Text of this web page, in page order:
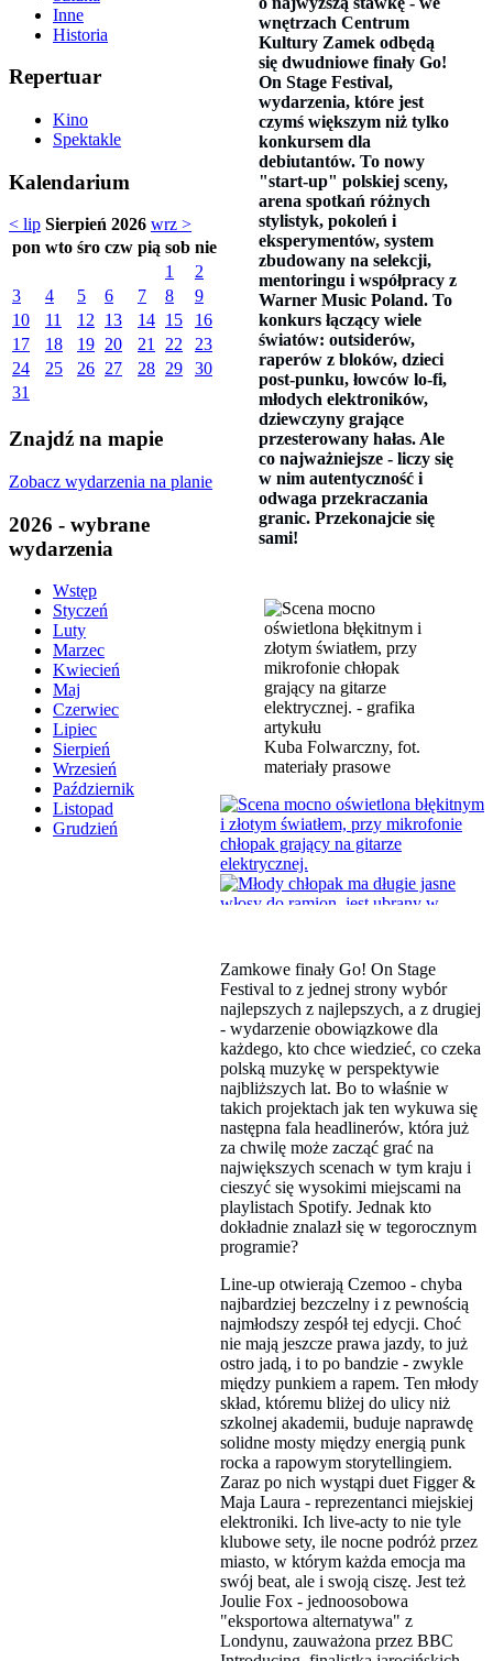
Inne
Historia
Repertuar
Kino
Spektakle
Kalendarium
< lip Sierpień 2026 wrz >
pon wto śro czw pią sob nie
1
2
3
4 5 6 7 8
9
10
11 12 13 14 15
16
17
18 19 20 21 22
23
24
25 26 27 28 29
30
31
Znajdź na mapie
Zobacz wydarzenia na planie
2026 - wybrane
wydarzenia
Wstęp
Styczeń
Luty
Marzec
Kwiecień
Maj
Czerwiec
Lipiec
Sierpień
Wrzesień
Październik
Listopad
Grudzień
wnętrzach Centrum
Kultury Zamek odbędą
się dwudniowe finały Go!
On Stage Festival,
wydarzenia, które jest
czymś większym niż tylko
konkursem dla
debiutantów. To nowy
"start-up" polskiej sceny,
arena spotkań różnych
stylistyk, pokoleń i
eksperymentów, system
zbudowany na selekcji,
mentoringu i współpracy z
Warner Music Poland. To
konkurs łączący wiele
światów: outsiderów,
raperów z bloków, dzieci
post-punku, łowców lo-fi,
młodych elektroników,
dziewczyny grające
przesterowany hałas. Ale
co najważniejsze - liczy się
w nim autentyczność i
odwaga przekraczania
granic. Przekonajcie się
sami!
Kuba Folwarczny, fot.
materiały prasowe
Zamkowe finały Go! On Stage
Festival to z jednej strony wybór
najlepszych z najlepszych, a z drugiej
- wydarzenie obowiązkowe dla
każdego, kto chce wiedzieć, co czeka
polską muzykę w perspektywie
najbliższych lat. Bo to właśnie w
takich projektach jak ten wykuwa się
następna fala headlinerów, która już
za chwilę może zacząć grać na
największych scenach w tym kraju i
cieszyć się wysokimi miejscami na
playlistach Spotify. Jednak kto
dokładnie znalazł się w tegorocznym
programie?
Line-up otwierają Czemoo - chyba
najbardziej bezczelny i z pewnością
najmłodszy zespół tej edycji. Choć
nie mają jeszcze prawa jazdy, to już
ostro jadą, i to po bandzie - zwykle
między punkiem a rapem. Ten młody
skład, któremu bliżej do ulicy niż
szkolnej akademii, buduje naprawdę
solidne mosty między energią punk
rocka a rapowym storytellingiem.
Zaraz po nich wystąpi duet Figger &
Maja Laura - reprezentanci miejskiej
elektroniki. Ich live-acty to nie tyle
klubowe sety, ile nocne podróż przez
miasto, w którym każda emocja ma
swój beat, ale i swoją ciszę. Jest też
Joulie Fox - jednoosobowa
"eksportowa alternatywa" z
Londynu, zauważona przez BBC